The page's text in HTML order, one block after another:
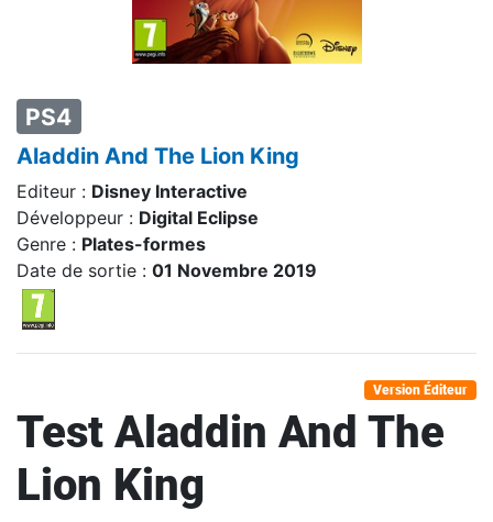
PS4
Aladdin And The Lion King
Editeur : Disney Interactive
Développeur : Digital Eclipse
Genre : Plates-formes
Date de sortie : 01 Novembre 2019
Version Éditeur
Test Aladdin And The
Lion King